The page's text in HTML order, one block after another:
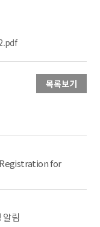
목록보기
Registration for
알림